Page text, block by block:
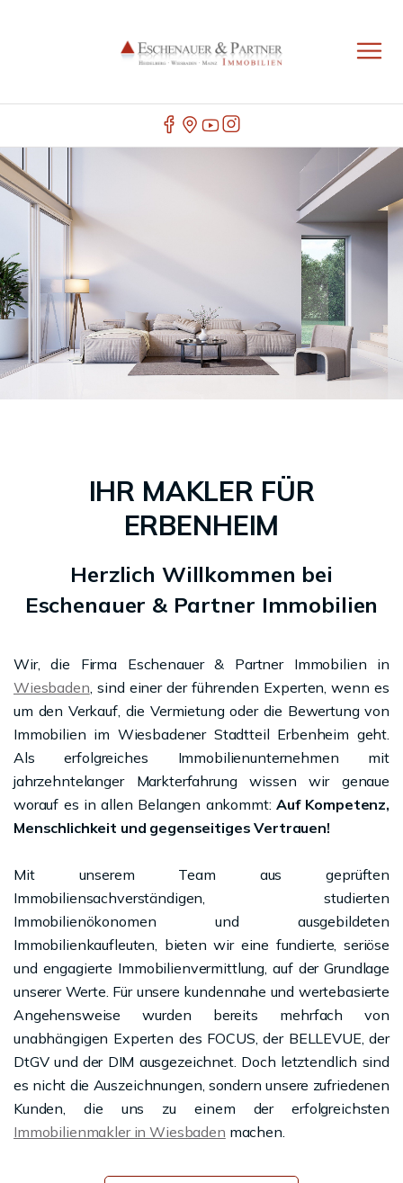
IHR MAKLER FÜR
ERBENHEIM
Herzlich Willkommen bei
Eschenauer & Partner Immobilien
Wir, die Firma Eschenauer & Partner Immobilien in
Wiesbaden, sind einer der führenden Experten, wenn es
um den Verkauf, die Vermietung oder die Bewertung von
Immobilien im Wiesbadener Stadtteil Erbenheim geht.
Als erfolgreiches Immobilienunternehmen mit
jahrzehntelanger Markterfahrung wissen wir genaue
worauf es in allen Belangen ankommt:Auf Kompetenz,
Menschlichkeit und gegenseitiges Vertrauen!
Mit unserem Team aus geprüften
Immobiliensachverständigen, studierten
Immobilienökonomen und ausgebildeten
Immobilienkaufleuten, bieten wir eine fundierte, seriöse
und engagierte Immobilienvermittlung, auf der Grundlage
unserer Werte. Für unsere kundennahe und wertebasierte
Angehensweise wurden bereits mehrfach von
unabhängigen Experten des FOCUS, der BELLEVUE, der
DtGV und der DIM ausgezeichnet. Doch letztendlich sind
es nicht die Auszeichnungen, sondern unsere zufriedenen
Kunden, die uns zu einem der erfolgreichsten
Immobilienmakler in Wiesbaden machen.